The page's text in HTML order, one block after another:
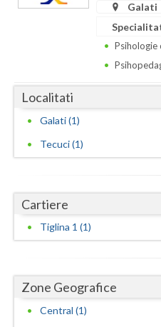
Giurgiu
Hunedoara
Ialomita
Iasi
Maramures
Mehedinti
Neamt
Galati
Psihologie
Localitati
Galati (1)
Tecuci (1)
Cartiere
Tiglina 1 (1)
Zone Geografice
Central (1)